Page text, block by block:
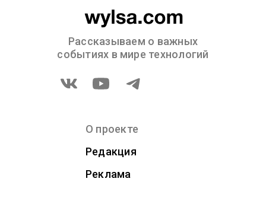
Рассказываем о важных
событиях в мире технологий
О проекте
Редакция
Реклама